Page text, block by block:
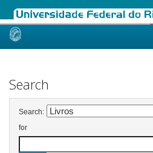
Skip
Search
Search:
for